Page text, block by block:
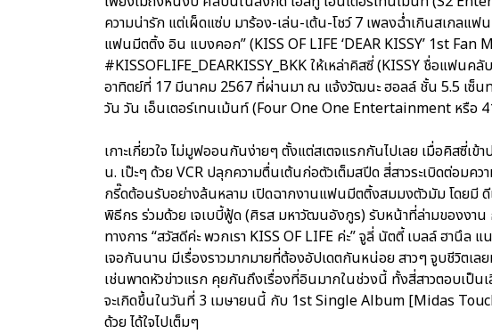
ความน่ารัก แต่เผ็ดแซ่บ มาร้อง-เล่น-เต้น-โชว์ 7 เพลงฉ่ำเกินสเกลแฟ
แฟนมีตติ้ง อิน แบงคอก” (KISS OF LIFE ‘DEAR KISSY’ 1st
#KISSOFLIFE_DEARKISSY_BKK ให้เหล่าคิสซี่ (KISSY ชื่อแฟน
อาทิตย์ที่ 17 มีนาคม 2567 ที่ผ่านมา ณ แจ้งวัฒนะ ฮอลล์ ชั้น 5.5 เซ็น
วัน วัน เอ็นเตอร์เทนเม้นท์ (Four One One Entertainment หรือ
เกาะเกี่ยวใจ ไม่มูฟออนกันง่ายๆ ตั้งแต่สเตจแรกกันไปเลย เมื่อคิสซี่เข้
น. เป๊ะๆ ด้วย VCR ปลุกความตื่นเต้นก่อตัวเต็มสปีด สี่สาวระเบิดต่อมค
กรี๊ดต้อนรับอย่างล้นหลาม เปิดฉากงานแฟนมีตติ้งสมมงตัวมัม โดยมี
พิธีกร ร่วมด้วย เจเบบี้ฟู้ด (ศิรส มหาวัฒนอังกูร) รับหน้าที่ล่ามของงาน
ทางการ “สวัสดีค่ะ พวกเรา KISS OF LIFE ค่ะ” จูลี่ นัตตี้ เบลล์ ฮานึล
เจอกันนาน มีเรื่องราวมากมายที่ต้องอัปเดตกันหน่อย สาวๆ จูบชีวิตเล
เช่นพาดหัวข่าวแรก คุยกันถึงเรื่องที่อินมากในช่วงนี้ ทั้งสี่สาวตอบเป็น
จะเกิดขึ้นในวันที่ 3 เมษายนนี้ กับ 1st Single Album [Midas
ด้วย ได้ใจไปเต็มๆ